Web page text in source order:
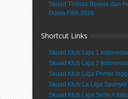
Skuad Timnas Bosnia dan
Dunia FIFA 2026
Shortcut Links
Skuad Klub Liga 1 Indonesia
Skuad Klub Liga 2 Indonesia
Skuad Klub Liga Primer
Skuad Klub La Liga Spanyol
Skuad Klub Liga Serie A